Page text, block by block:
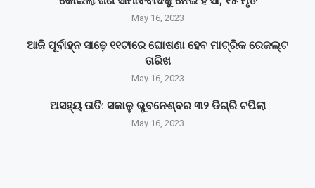
May 16, 2023
ଆଜି ପୂର୍ବାହ୍ନ ସାଢ଼େ ୧୧ଟାରେ ଘୋଷଣା ହେବ ମାଟ୍ରିକ ରେଜଲ୍ଟ
ତାରିଖ
May 16, 2023
ଅସହ୍ୟ ତାତି: ସକାଳୁ ଭୁବନେଶ୍ବର ୩୨ ଡିଗ୍ରି ଟପିଲା
May 16, 2023